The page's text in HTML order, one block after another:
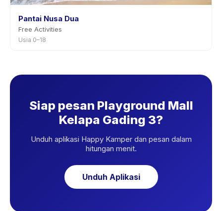
Pantai Nusa Dua
Free Activities
Usia 0–18
Siap pesan Playground Mall
Kelapa Gading 3?
Unduh aplikasi Happy Kamper dan pesan dalam
hitungan menit.
Unduh Aplikasi